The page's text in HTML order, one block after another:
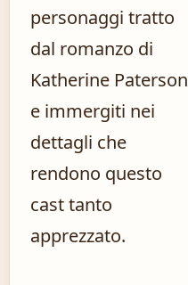
personaggi tratto
dal romanzo di
Katherine Paterson
e immergiti nei
dettagli che
rendono questo
cast tanto
apprezzato.